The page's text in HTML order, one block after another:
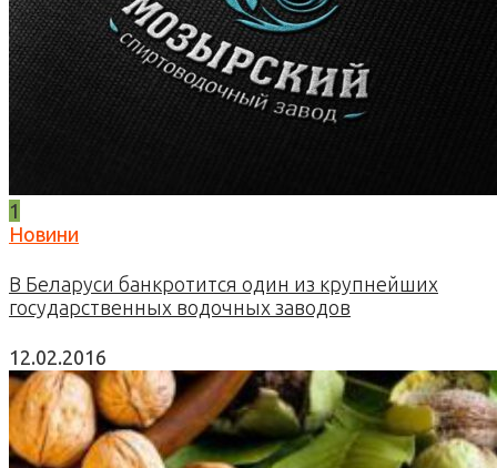
1
Новини
В Беларуси банкротится один из крупнейших
государственных водочных заводов
12.02.2016